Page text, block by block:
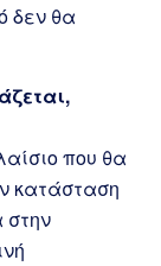
δεν θα
που θα
κατάσταση